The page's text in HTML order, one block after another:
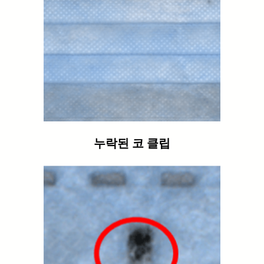
누락된 코 클립